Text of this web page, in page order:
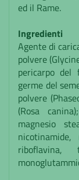
ed il Rame.
Ingredienti
Agente di
polvere
pericarpo del
germe del
polvere
(Rosa
magnesio
riboflavina,